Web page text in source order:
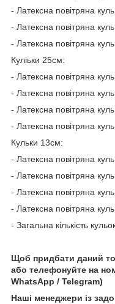
- Латексна повітряна
- Латексна повітряна
- Латексна повітряна
Куліьки 25см:
- Латексна повітряна
- Латексна повітряна
- Латексна повітряна
- Латексна повітряна
Кульки 13см:
- Латексна повітряна
- Латексна повітряна
- Латексна повітряна
- Латексна повітряна
- Загальна кількість
Щоб придбати даний
або телефонуйте на
WhatsApp / Telegram)
Наші менеджери із